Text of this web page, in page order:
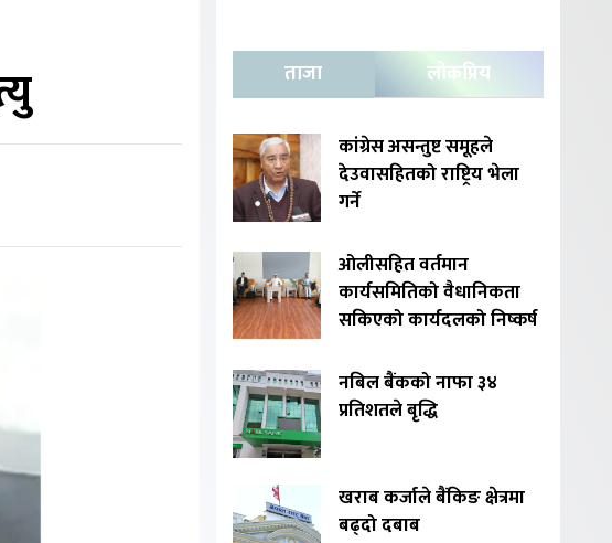
ताजा लोकप्रिय
कांग्रेस असन्तुष्ट समूहले
देउवासहितको राष्ट्रिय भेला
गर्ने
ओलीसहित वर्तमान
कार्यसमितिको वैधानिकता
सकिएको कार्यदलको निष्कर्ष
नबिल बैंकको नाफा ३४
प्रतिशतले बृद्धि
खराब कर्जाले बैंकिङ क्षेत्रमा
बढ्दो दबाब